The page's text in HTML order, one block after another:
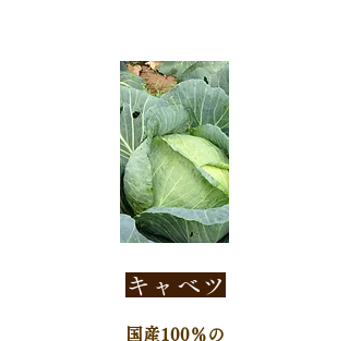
手は、豚の血や肉となる「餌」と
「水」です。
阪東もち豚は、名水の多い群馬県の
「高橋養豚場」で、大自然のきれい
な水を飲んで育っています。良い水
は肉に自然な締まりを与え、肉自体
によけいな雑味を与えません。
阪東もち豚の食事は、米国産の良質
キャベツ
国産100％の